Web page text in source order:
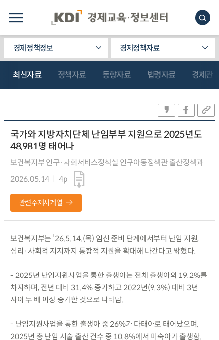
경제정책정보 경제정책자료
최신자료 정책자료 동향자료 법령자료 경제관
국가와 지방자치단체 난임부부 지원으로 2025년도
48,981명 태어나
보건복지부 인구·사회서비스정책실 인구아동정책관 출산정책과
2026.05.14
4p
관련주제시계열
보건복지부는 ’26.5.14.(목) 임신 준비 단계에서부터 난임 지원,
심리·사회적 지지까지 통합적 지원을 확대해 나간다고 밝혔다.
- 2025년 난임지원사업을 통한 출생아는 전체 출생아의 19.2%를
차지하며, 전년 대비 31.4% 증가하고 2022년(9.3%) 대비 3년
사이 두 배 이상 증가한 것으로 나타남.
- 난임지원사업을 통한 출생아 중 26%가 다태아로 태어났으며,
2025년 총 난임 시술 출산 건수 중 10.8%에서 미숙아가 출생함.